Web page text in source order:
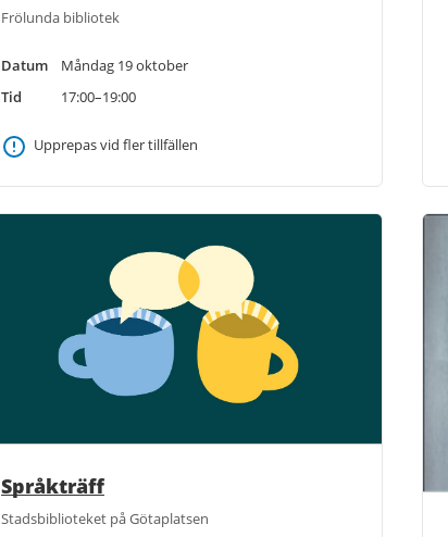
Frölunda bibliotek
Datum
Måndag 19 oktober
Tid
17:00–19:00
Upprepas vid fler tillfällen
Språkträff
Stadsbiblioteket på Götaplatsen